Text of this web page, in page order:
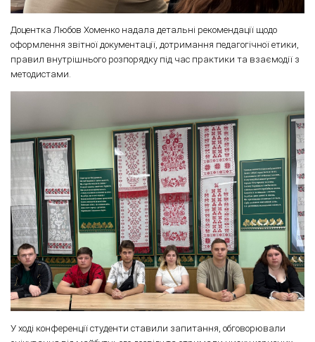
Доцентка Любов Хоменко надала детальні рекомендації щодо
оформлення звітної документації, дотримання педагогічної етики,
правил внутрішнього розпорядку під час практики та взаємодії з
методистами.
У ході конференції студенти ставили запитання, обговорювали